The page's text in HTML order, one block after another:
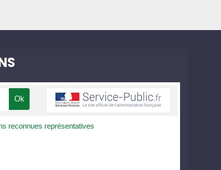
reconnues représentatives